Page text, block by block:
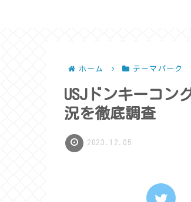
ホーム テーマパーク
USJドンキーコン
況を徹底調査
2023.12.05